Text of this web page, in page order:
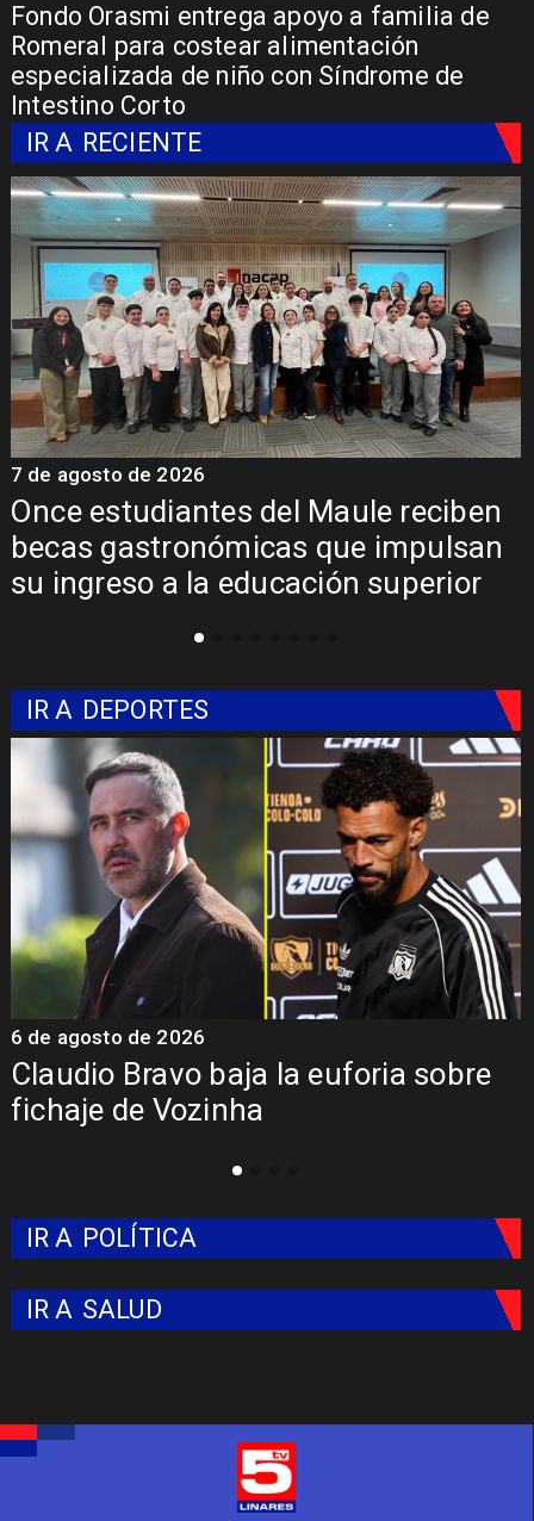
Fondo Orasmi entrega apoyo a familia de
Romeral para costear alimentación
especializada de niño con Síndrome de
Intestino Corto
IR A RECIENTE
Álvarez-Salamanca lidera la
regional para consolidar el Paso
Pehuenche como alternativa a Los
7 de agosto de 2026
IR A DEPORTES
Presentación de Vozinha en Colo
Colo: Fecha, Estadio y Contrato
5 de agosto de 2026
IR A POLÍTICA
IR A SALUD